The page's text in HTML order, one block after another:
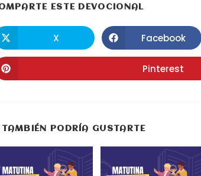
ESTE DEVOCIONALCOMPARTIR
abre
en
ventana
X Se
abre
en
una
nueva
ventana
Facebook
Se
abre
Pinterest
TAMBIÉN PODRÍA GUSTARTE